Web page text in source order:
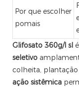
Por que escolher
pomais
Glifosato 360g/l sl
seletivo
colheita, plantação
ação sistêmica